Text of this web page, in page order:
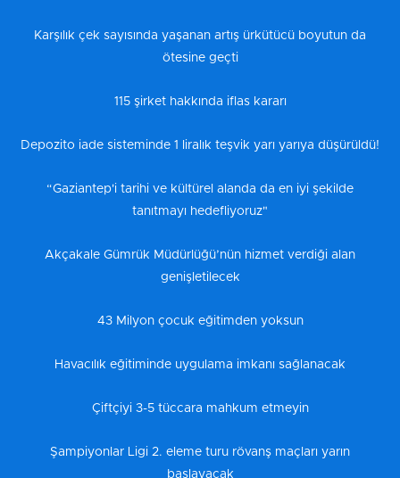
Karşılık çek sayısında yaşanan artış ürkütücü boyutun da
ötesine geçti
115 şirket hakkında iflas kararı
Depozito iade sisteminde 1 liralık teşvik yarı yarıya düşürüldü!
“Gaziantep'i tarihi ve kültürel alanda da en iyi şekilde
tanıtmayı hedefliyoruz"
Akçakale Gümrük Müdürlüğü’nün hizmet verdiği alan
genişletilecek
43 Milyon çocuk eğitimden yoksun
Havacılık eğitiminde uygulama imkanı sağlanacak
Çiftçiyi 3-5 tüccara mahkum etmeyin
Şampiyonlar Ligi 2. eleme turu rövanş maçları yarın
başlayacak